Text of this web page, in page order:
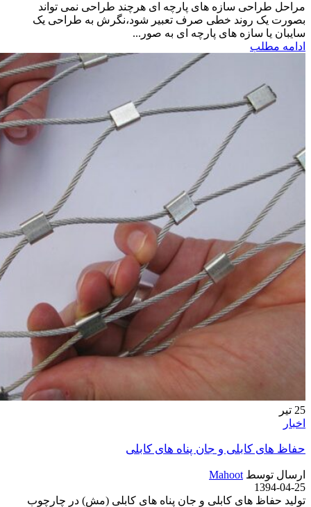
مراحل طراحی سازه های پارچه ای هرچند طراحی نمی تواند
بصورت یک روند خطی صرف تعبیر شود،نگرش به طراحی یک
سایبان یا سازه های پارچه ای به صور...
ادامه مطلب
25 تیر
اخبار
حفاظ های کابلی و جان پناه های کابلی
ارسال توسط Mahoot
1394-04-25
تولید حفاظ های کابلی و جان پناه های کابلی (مش) در چارچوب